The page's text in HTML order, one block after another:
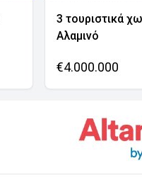
3 τουριστικά
Αλαμινό
€4.000.000